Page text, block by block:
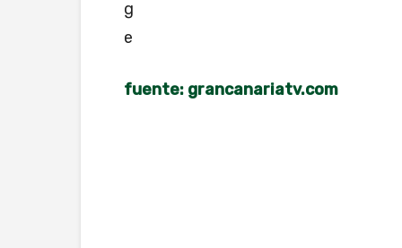
fuente: grancanariatv.com